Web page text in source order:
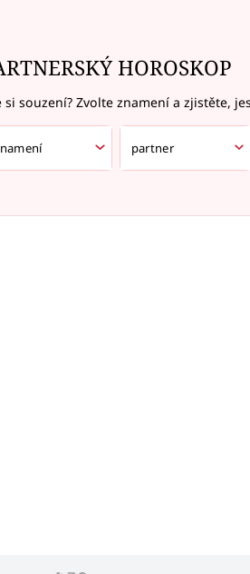
HOROSKOP
si souzení? Zvolte znamení a zjistěte,